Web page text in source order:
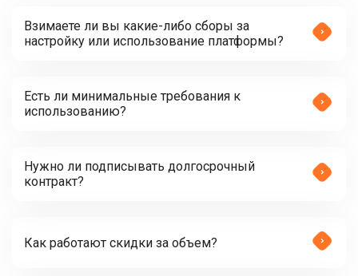
Взимаете ли вы какие-либо сборы за
настройку или использование платформы?
Есть ли минимальные требования к
использованию?
Нужно ли подписывать долгосрочный
контракт?
Как работают скидки за объем?